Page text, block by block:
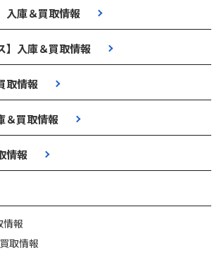
入庫＆買取情報
】入庫＆買取情報
取情報
＆買取情報
情報
情報
取情報